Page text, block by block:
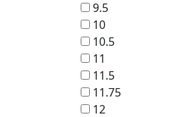
9.5
10
10.5
11
11.5
11.75
12